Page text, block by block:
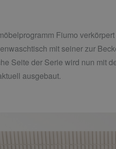
Fiumo
mit seiner zur
Seite der Serie wird nun mit
ausgebaut.